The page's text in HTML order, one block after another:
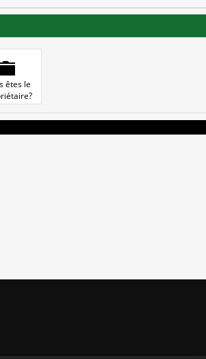
êtes le